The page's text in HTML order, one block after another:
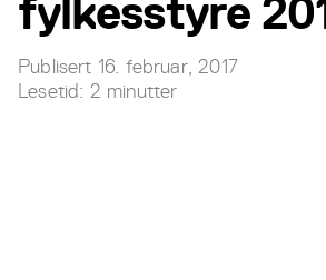
fylkesstyre
Publisert 16. februar, 2017
Lesetid: 2 minutter